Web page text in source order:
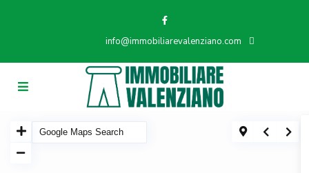
info@immobiliarevalenziano.com